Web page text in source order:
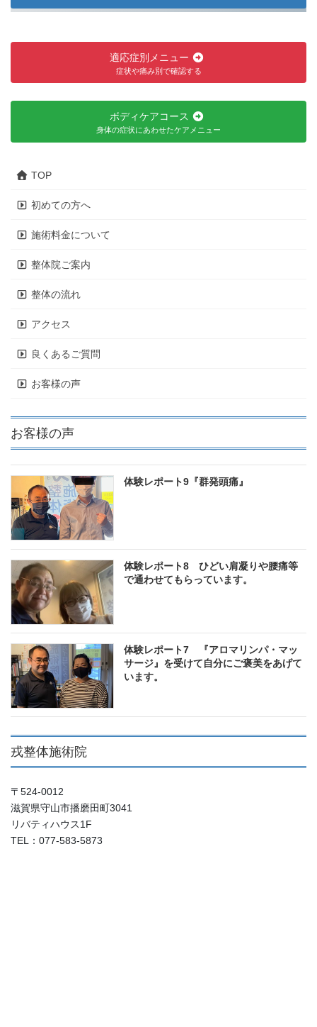
適応症別メニュー
症状や痛み別で確認する
ボディケアコース
身体の症状にあわせたケアメニュー
TOP
初めての方へ
施術料金について
整体院ご案内
整体の流れ
アクセス
良くあるご質問
お客様の声
お客様の声
体験レポート9『群発頭痛』
体験レポート8 ひどい肩凝りや腰痛等
で通わせてもらっています。
体験レポート7 『アロマリンパ・マッ
サージ』を受けて自分にご褒美をあげて
います。
戎整体施術院
〒524-0012
滋賀県守山市播磨田町3041
リバティハウス1F
TEL：077-583-5873